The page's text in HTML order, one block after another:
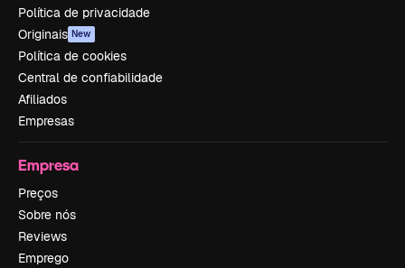
Política de privacidade
Originais New
Política de cookies
Central de confiabilidade
Afiliados
Empresas
Empresa
Preços
Sobre nós
Reviews
Emprego